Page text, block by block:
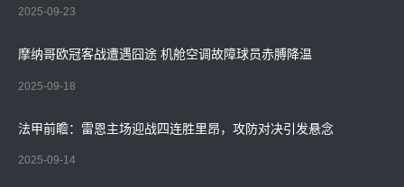
2025-09-23
摩纳哥欧冠客战遭遇囧途 机舱空调故障球员赤膊降温
2025-09-18
法甲前瞻：雷恩主场迎战四连胜里昂，攻防对决引发悬念
2025-09-14